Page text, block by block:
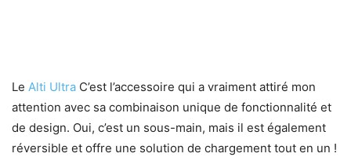
Le Alti Ultra C’est l’accessoire qui a vraiment attiré mon
attention avec sa combinaison unique de fonctionnalité et
de design. Oui, c’est un sous-main, mais il est également
réversible et offre une solution de chargement tout en un !